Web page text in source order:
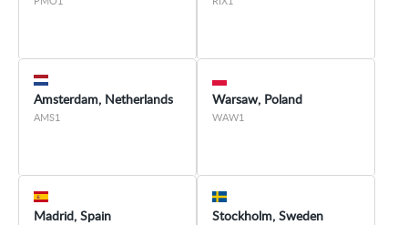
Amsterdam, Netherlands
AMS1
Warsaw, Poland
WAW1
Madrid, Spain Stockholm, Sweden